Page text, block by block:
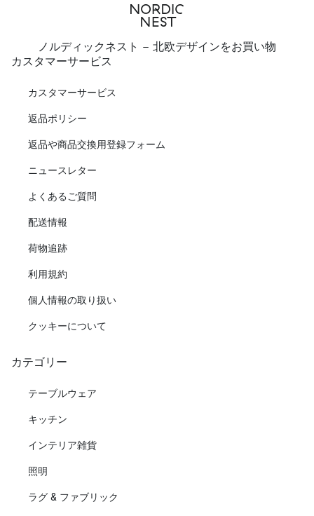
ノルディックネスト - 北欧デザインをお買い物
カスタマーサービス
カスタマーサービス
返品ポリシー
返品や商品交換用登録フォーム
ニュースレター
よくあるご質問
配送情報
荷物追跡
利用規約
個人情報の取り扱い
クッキーについて
カテゴリー
テーブルウェア
キッチン
インテリア雑貨
照明
ラグ & ファブリック